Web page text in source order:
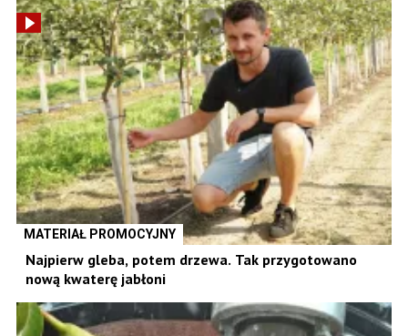
MATERIAŁ PROMOCYJNY
Najpierw gleba, potem drzewa. Tak przygotowano
nową kwaterę jabłoni